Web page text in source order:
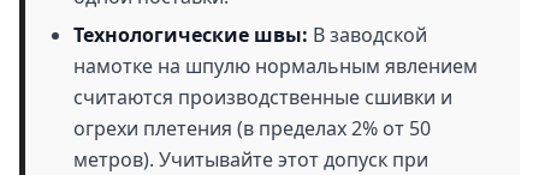
Технологические швы: В заводской
намотке на шпулю нормальным явлением
считаются производственные сшивки и
огрехи плетения (в пределах 2% от 50
метров). Учитывайте этот допуск при